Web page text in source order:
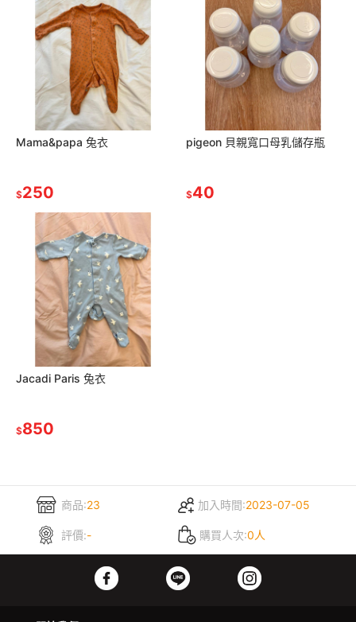
Mama&papa 兔衣
$250
pigeon 貝親寬口母乳儲存瓶
$40
Jacadi Paris 兔衣
$850
商品:23 加入時間:2023-07-05
評價:- 購買人次:0人